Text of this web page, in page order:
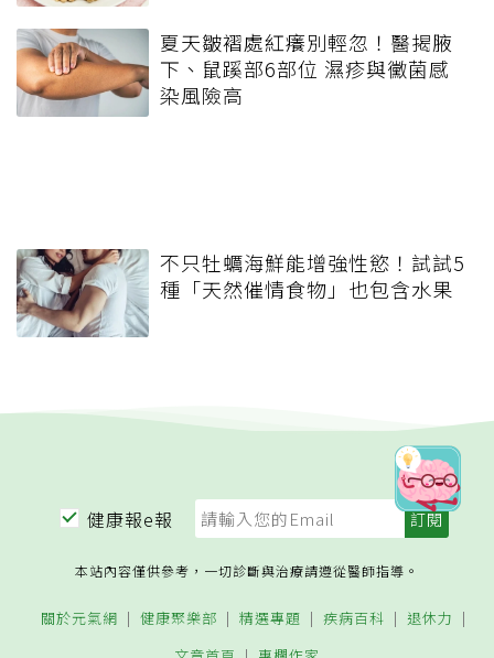
夏天皺褶處紅癢別輕忽！醫揭腋
下、鼠蹊部6部位 濕疹與黴菌感
染風險高
不只牡蠣海鮮能增強性慾！試試5
種「天然催情食物」也包含水果
健康報e報
本站內容僅供參考，一切診斷與治療請遵從醫師指導。
關於元氣網 健康聚樂部 精選專題 疾病百科
退休力